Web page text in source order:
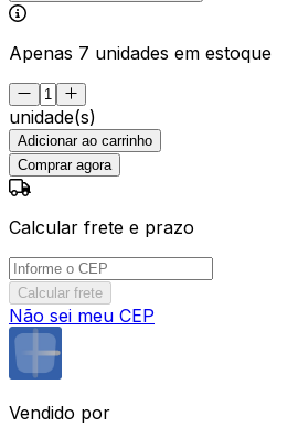
Apenas 7 unidades em estoque
unidade(s)
Adicionar ao carrinho
Comprar agora
Calcular frete e prazo
Calcular frete
Não sei meu CEP
Vendido por